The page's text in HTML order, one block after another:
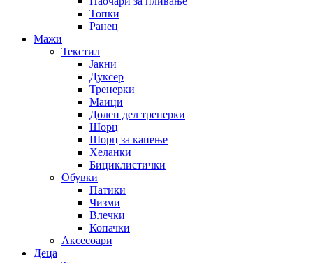
Топки
Ранец
Мажи
Текстил
Јакни
Дуксер
Тренерки
Маици
Долен дел тренерки
Шорц
Шорц за капење
Хеланки
Бициклистички
Обувки
Патики
Чизми
Влечки
Копачки
Аксесоари
Деца